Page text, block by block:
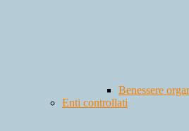
Benessere
Enti controllati